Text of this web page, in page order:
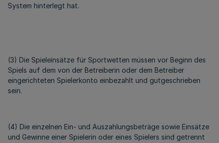
System hinterlegt hat.
(3) Die Spieleinsätze für Sportwetten müssen vor Beginn des
Spiels auf dem von der Betreiberin oder dem Betreiber
eingerichteten Spielerkonto einbezahlt und gutgeschrieben
sein.
(4) Die einzelnen Ein- und Auszahlungsbeträge sowie Einsätze
und Gewinne einer Spielerin oder eines Spielers sind getrennt